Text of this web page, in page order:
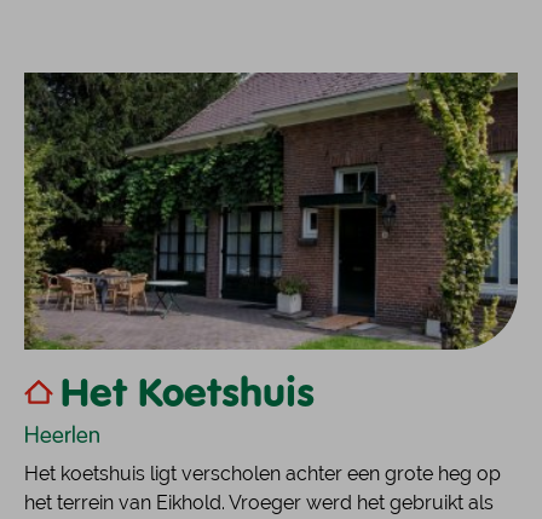
Het Koetshuis
Heerlen
Het koetshuis ligt verscholen achter een grote heg op
het terrein van Eikhold. Vroeger werd het gebruikt als